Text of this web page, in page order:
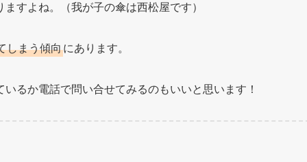
すよね。（我が子の傘は西松屋です）
しまう傾向にあります。
るか電話で問い合せてみるのもいいと思います！